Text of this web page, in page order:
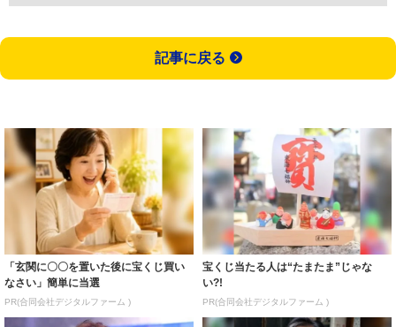
記事に戻る
「玄関に〇〇を置いた後に宝くじ買い
なさい」簡単に当選
PR(合同会社デジタルファーム )
宝くじ当たる人は“たまたま”じゃな
い?!
PR(合同会社デジタルファーム )